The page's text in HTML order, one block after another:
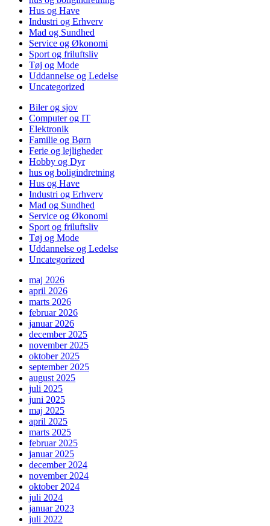
Hus og Have
Industri og Erhverv
Mad og Sundhed
Service og Økonomi
Sport og friluftsliv
Tøj og Mode
Uddannelse og Ledelse
Uncategorized
Biler og sjov
Computer og IT
Elektronik
Familie og Børn
Ferie og lejligheder
Hobby og Dyr
hus og boligindretning
Hus og Have
Industri og Erhverv
Mad og Sundhed
Service og Økonomi
Sport og friluftsliv
Tøj og Mode
Uddannelse og Ledelse
Uncategorized
maj 2026
april 2026
marts 2026
februar 2026
januar 2026
december 2025
november 2025
oktober 2025
september 2025
august 2025
juli 2025
juni 2025
maj 2025
april 2025
marts 2025
februar 2025
januar 2025
december 2024
november 2024
oktober 2024
juli 2024
januar 2023
juli 2022